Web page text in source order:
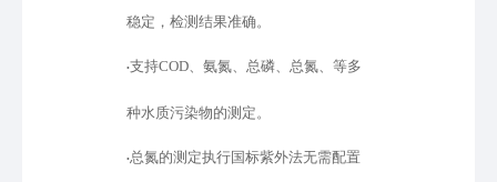
稳定，检测结果准确。
•支持COD、氨氮、总磷、总氮、等多
种水质污染物的测定。
•总氮的测定执行国标紫外法无需配置